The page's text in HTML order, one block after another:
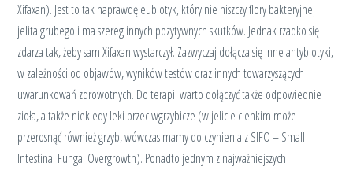
Xifaxan). Jest to tak naprawdę eubiotyk, który nie niszczy flory bakteryjnej
jelita grubego i ma szereg innych pozytywnych skutków. Jednak rzadko się
zdarza tak, żeby sam Xifaxan wystarczył. Zazwyczaj dołącza się inne antybiotyki,
w zależności od objawów, wyników testów oraz innych towarzyszących
uwarunkowań zdrowotnych. Do terapii warto dołączyć także odpowiednie
zioła, a także niekiedy leki przeciwgrzybicze (w jelicie cienkim może
przerosnąć również grzyb, wówczas mamy do czynienia z SIFO – Small
Intestinal Fungal Overgrowth). Ponadto jednym z najważniejszych